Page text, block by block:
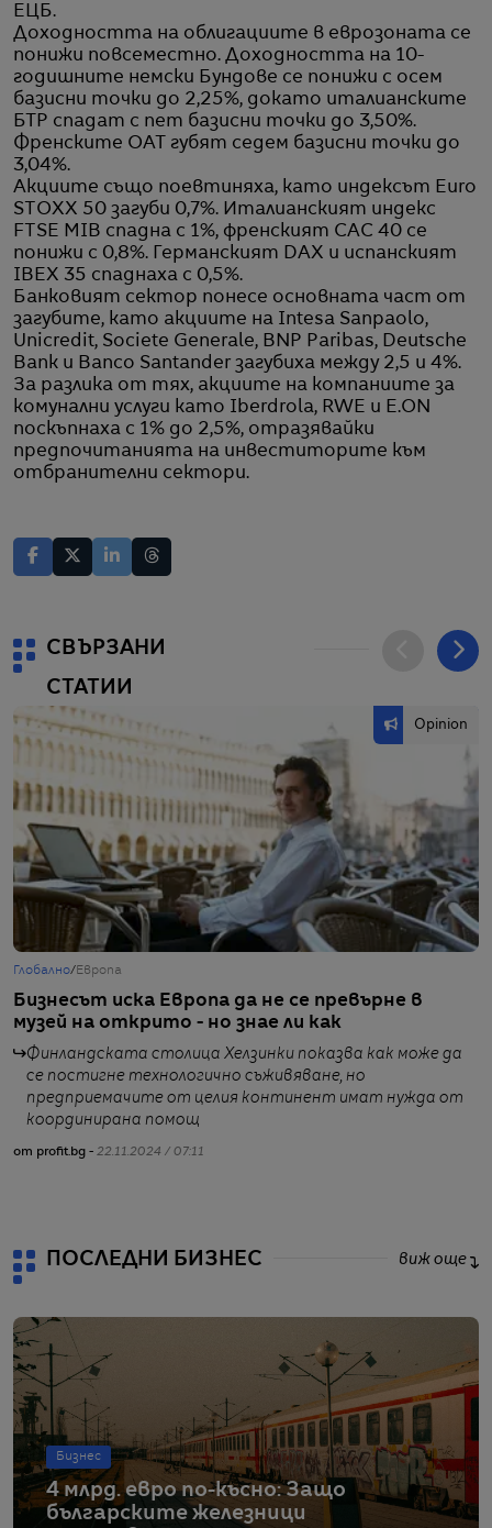
ЕЦБ.
Доходността на облигациите в еврозоната се
понижи повсеместно. Доходността на 10-
годишните немски Бундове се понижи с осем
базисни точки до 2,25%, докато италианските
БТР спадат с пет базисни точки до 3,50%.
Френските ОАТ губят седем базисни точки до
3,04%.
Акциите също поевтиняха, като индексът Euro
STOXX 50 загуби 0,7%. Италианският индекс
FTSE MIB спадна с 1%, френският CAC 40 се
понижи с 0,8%. Германският DAX и испанският
IBEX 35 спаднаха с 0,5%.
Банковият сектор понесе основната част от
загубите, като акциите на Intesa Sanpaolo,
Unicredit, Societe Generale, BNP Paribas, Deutsche
Bank и Banco Santander загубиха между 2,5 и 4%.
За разлика от тях, акциите на компаниите за
комунални услуги като Iberdrola, RWE и E.ON
поскъпнаха с 1% до 2,5%, отразявайки
предпочитанията на инвеститорите към
отбранителни сектори.
СВЪРЗАНИ
СТАТИИ
Opinion
Глобално/ Европа
Бизнесът иска Европа да не се превърне в
музей на открито - но знае ли как
Финландската столица Хелзинки показва как може да
се постигне технологично съживяване, но
предприемачите от целия континент имат нужда от
координирана помощ
от profit.bg - 22.11.2024 / 07:11
ПОСЛЕДНИ БИЗНЕС виж още
Бизнес
4 млрд. евро по-късно: Защо
българските железници